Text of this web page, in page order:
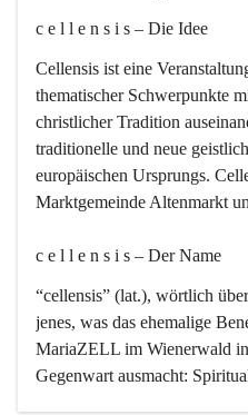
c e l l e n s i s – Die Idee
Cellensis ist eine
thematischer Schwerpunkte
christlicher Tradition
traditionelle und neue
europäischen Ursprungs.
Marktgemeinde Altenmarkt
c e l l e n s i s – Der Name
“cellensis” (lat.), wörtlich
jenes, was das ehemalige
MariaZELL im Wienerwald
Gegenwart ausmacht: